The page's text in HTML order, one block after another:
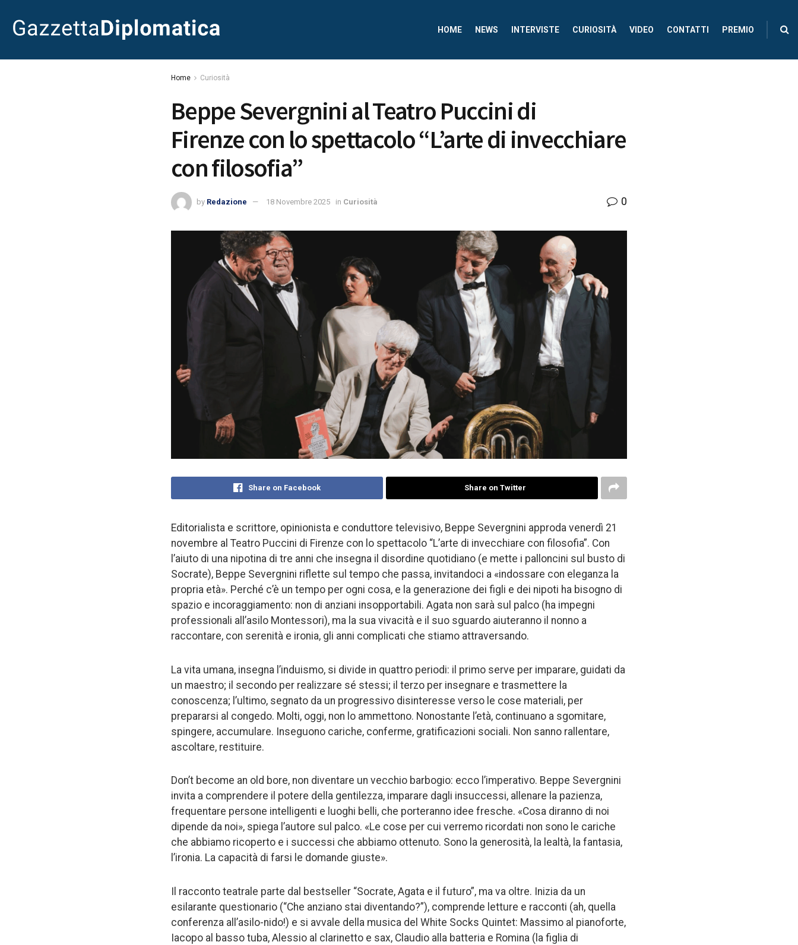
HOME NEWS INTERVISTE CURIOSITÀ VIDEO CONTATTI PREMIO
Home Curiosità
Beppe Severgnini al Teatro Puccini di
Firenze con lo spettacolo “L’arte di invecchiare
con filosofia”
by Redazione 18 Novembre 2025 in Curiosità 0
Share on Facebook Share on Twitter
Editorialista e scrittore, opinionista e conduttore televisivo, Beppe Severgnini approda venerdì 21
novembre al Teatro Puccini di Firenze con lo spettacolo “L’arte di invecchiare con filosofia”. Con
l’aiuto di una nipotina di tre anni che insegna il disordine quotidiano (e mette i palloncini sul busto di
Socrate), Beppe Severgnini riflette sul tempo che passa, invitandoci a «indossare con eleganza la
propria età». Perché c’è un tempo per ogni cosa, e la generazione dei figli e dei nipoti ha bisogno di
spazio e incoraggiamento: non di anziani insopportabili. Agata non sarà sul palco (ha impegni
professionali all’asilo Montessori), ma la sua vivacità e il suo sguardo aiuteranno il nonno a
raccontare, con serenità e ironia, gli anni complicati che stiamo attraversando.
La vita umana, insegna l’induismo, si divide in quattro periodi: il primo serve per imparare, guidati da
un maestro; il secondo per realizzare sé stessi; il terzo per insegnare e trasmettere la
conoscenza; l’ultimo, segnato da un progressivo disinteresse verso le cose materiali, per
prepararsi al congedo. Molti, oggi, non lo ammettono. Nonostante l’età, continuano a sgomitare,
spingere, accumulare. Inseguono cariche, conferme, gratificazioni sociali. Non sanno rallentare,
ascoltare, restituire.
Don’t become an old bore, non diventare un vecchio barbogio: ecco l’imperativo. Beppe Severgnini
invita a comprendere il potere della gentilezza, imparare dagli insuccessi, allenare la pazienza,
frequentare persone intelligenti e luoghi belli, che porteranno idee fresche. «Cosa diranno di noi
dipende da noi», spiega l’autore sul palco. «Le cose per cui verremo ricordati non sono le cariche
che abbiamo ricoperto e i successi che abbiamo ottenuto. Sono la generosità, la lealtà, la fantasia,
l’ironia. La capacità di farsi le domande giuste».
Il racconto teatrale parte dal bestseller “Socrate, Agata e il futuro”, ma va oltre. Inizia da un
esilarante questionario (“Che anziano stai diventando?”), comprende letture e racconti (ah, quella
conferenza all’asilo-nido!) e si avvale della musica del White Socks Quintet: Massimo al pianoforte,
Iacopo al basso tuba, Alessio al clarinetto e sax, Claudio alla batteria e Romina (la figlia di